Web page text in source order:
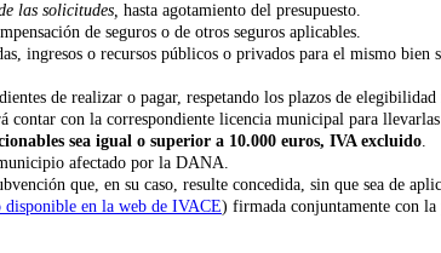
las solicitudes, hasta agotamiento del presupuesto.
de seguros o de otros seguros aplicables.
ingresos o recursos públicos o privados para el mismo bien
de realizar o pagar, respetando los plazos de elegibilidad
contar con la correspondiente licencia municipal para
sea igual o superior a 10.000 euros, IVA excluido.
afectado por la DANA.
que, en su caso, resulte concedida, sin que sea de
disponible en la web de IVACE) firmada conjuntamente con la